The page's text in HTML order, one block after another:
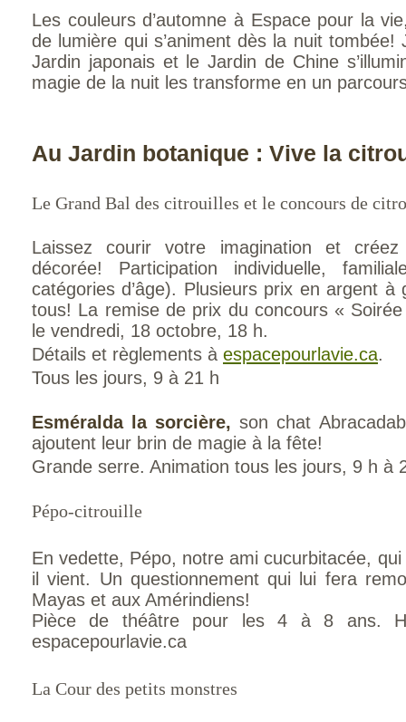
Les couleurs d’automne à Espace pour la
de lumière qui s’animent dès la nuit tombée!
Jardin japonais et le Jardin de Chine
magie de la nuit les transforme en un
Au Jardin botanique : Vive la
Le Grand Bal des citrouilles et le concours de
Laissez courir votre imagination et
décorée! Participation individuelle,
catégories d’âge). Plusieurs prix en argent à
tous! La remise de prix du concours «
le vendredi, 18 octobre, 18 h.
Détails et règlements à espacepourlavie.ca.
Tous les jours, 9 à 21 h
Esméralda la sorcière, son chat
ajoutent leur brin de magie à la fête!
Grande serre. Animation tous les jours, 9 h à
Pépo-citrouille
En vedette, Pépo, notre ami cucurbitacée, qui
il vient. Un questionnement qui lui fera
Mayas et aux Amérindiens!
Pièce de théâtre pour les 4 à 8 ans.
espacepourlavie.ca
La Cour des petits monstres